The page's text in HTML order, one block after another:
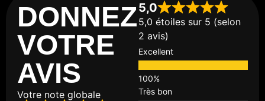
DONNEZ
VOTRE
AVIS
Votre note globale
5,0
5,0 étoiles sur 5 (selon
2 avis)
Excellent
Très bon